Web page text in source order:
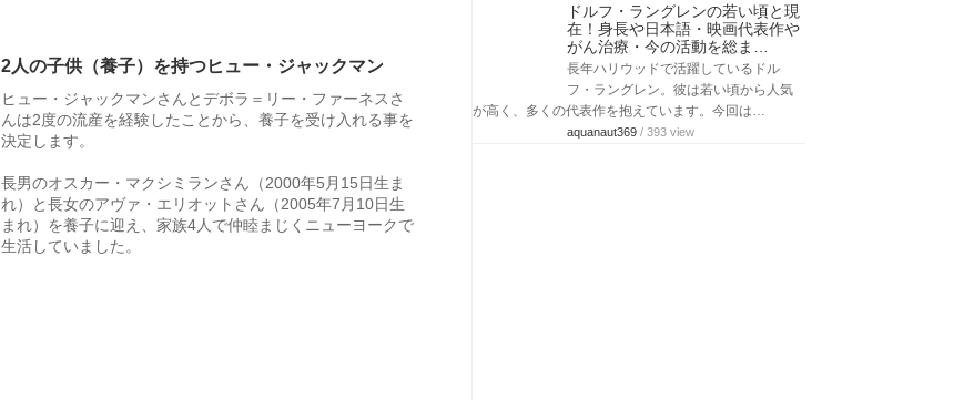
2人の子供（養子）を持つヒュー・ジャックマン
ヒュー・ジャックマンさんとデボラ＝リー・ファーネスさ
んは2度の流産を経験したことから、養子を受け入れる事を
決定します。
長男のオスカー・マクシミランさん（2000年5月15日生ま
れ）と長女のアヴァ・エリオットさん（2005年7月10日生
まれ）を養子に迎え、家族4人で仲睦まじくニューヨークで
生活していました。
ドルフ・ラングレンの若い頃と現
在！身長や日本語・映画代表作や
がん治療・今の活動を総ま…
長年ハリウッドで活躍しているドル
フ・ラングレン。彼は若い頃から人気
が高く、多くの代表作を抱えています。今回は…
aquanaut369 / 393 view